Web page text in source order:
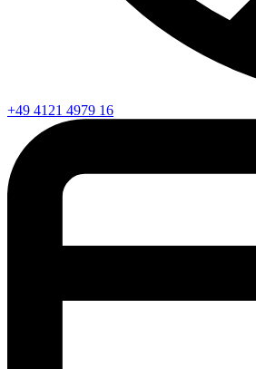
+49 4121 4979 16